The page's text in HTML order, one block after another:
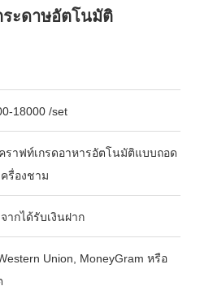
ระดาษอัตโนมัติ
18000 /set
ราฟท์เกรดอาหารอัตโนมัติแบบถอด
รื่องชาม
ากได้รับเงินฝาก
Union, MoneyGram หรือ